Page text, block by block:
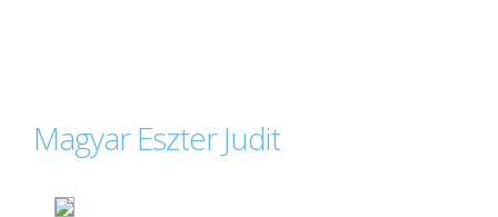
Magyar Eszter Judit